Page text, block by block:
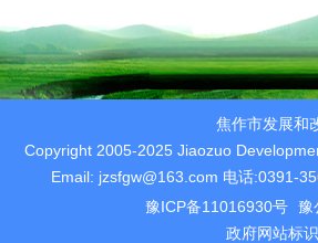
焦作市发展和
Copyright 2005-2025 Jiaozuo
Email: jzsfgw@163.com 电话:0391-
豫ICP备11016930号 豫
政府网站标